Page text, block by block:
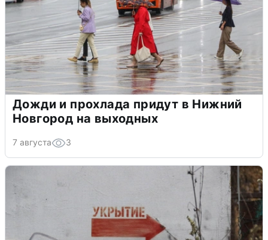
Дожди и прохлада придут в Нижний
Новгород на выходных
7 августа 3